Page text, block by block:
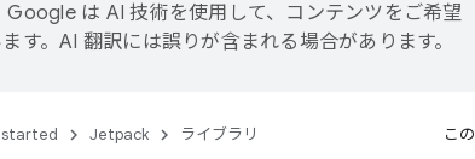
Google は AI 技術を使用して、コンテンツをご希望
す。AI 翻訳には誤りが含まれる場合があります。
Jetpack ライブラリ こ